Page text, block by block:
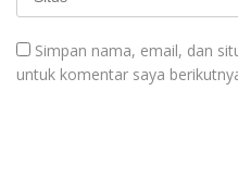
Simpan nama, email, dan
untuk komentar saya